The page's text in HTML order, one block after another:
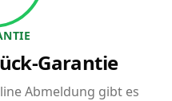
Garantie
Abmeldung gibt es